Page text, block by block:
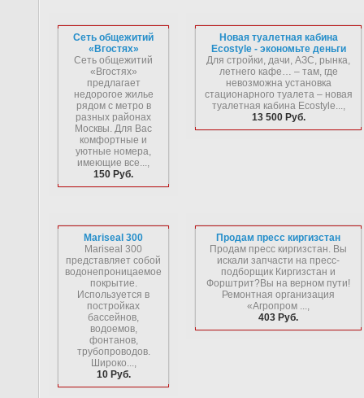
Сеть общежитий
«Вгостях»
Сеть общежитий
«Вгостях»
предлагает
недорогое жилье
рядом с метро в
разных районах
Москвы. Для Вас
комфортные и
уютные номера,
имеющие все...,
150 Руб.
Новая туалетная кабина
Ecostyle - экономьте деньги
Для стройки, дачи, АЗС, рынка,
летнего кафе… – там, где
невозможна установка
стационарного туалета – новая
туалетная кабина Ecostyle...,
13 500 Руб.
Mariseal 300
Mariseal 300
представляет собой
водонепроницаемое
покрытие.
Используется в
постройках
бассейнов,
водоемов,
фонтанов,
трубопроводов.
Широко...,
10 Руб.
Продам пресс киргизстан
Продам пресс киргизстан. Вы
искали запчасти на пресс-
подборщик Киргизстан и
Форштрит?Вы на верном пути!
Ремонтная организация
«Агропром ...,
403 Руб.